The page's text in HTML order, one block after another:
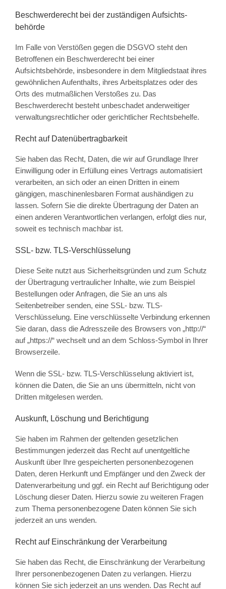
Beschwerde­recht bei der zuständigen Aufsichts­
behörde
Im Falle von Verstößen gegen die DSGVO steht den
Betroffenen ein Beschwerderecht bei einer
Aufsichtsbehörde, insbesondere in dem Mitgliedstaat ihres
gewöhnlichen Aufenthalts, ihres Arbeitsplatzes oder des
Orts des mutmaßlichen Verstoßes zu. Das
Beschwerderecht besteht unbeschadet anderweitiger
verwaltungsrechtlicher oder gerichtlicher Rechtsbehelfe.
Recht auf Daten­übertrag­barkeit
Sie haben das Recht, Daten, die wir auf Grundlage Ihrer
Einwilligung oder in Erfüllung eines Vertrags automatisiert
verarbeiten, an sich oder an einen Dritten in einem
gängigen, maschinenlesbaren Format aushändigen zu
lassen. Sofern Sie die direkte Übertragung der Daten an
einen anderen Verantwortlichen verlangen, erfolgt dies nur,
soweit es technisch machbar ist.
SSL- bzw. TLS-Verschlüsselung
Diese Seite nutzt aus Sicherheitsgründen und zum Schutz
der Übertragung vertraulicher Inhalte, wie zum Beispiel
Bestellungen oder Anfragen, die Sie an uns als
Seitenbetreiber senden, eine SSL- bzw. TLS-
Verschlüsselung. Eine verschlüsselte Verbindung erkennen
Sie daran, dass die Adresszeile des Browsers von „http://“
auf „https://“ wechselt und an dem Schloss-Symbol in Ihrer
Browserzeile.
Wenn die SSL- bzw. TLS-Verschlüsselung aktiviert ist,
können die Daten, die Sie an uns übermitteln, nicht von
Dritten mitgelesen werden.
Auskunft, Löschung und Berichtigung
Sie haben im Rahmen der geltenden gesetzlichen
Bestimmungen jederzeit das Recht auf unentgeltliche
Auskunft über Ihre gespeicherten personenbezogenen
Daten, deren Herkunft und Empfänger und den Zweck der
Datenverarbeitung und ggf. ein Recht auf Berichtigung oder
Löschung dieser Daten. Hierzu sowie zu weiteren Fragen
zum Thema personenbezogene Daten können Sie sich
jederzeit an uns wenden.
Recht auf Einschränkung der Verarbeitung
Sie haben das Recht, die Einschränkung der Verarbeitung
Ihrer personenbezogenen Daten zu verlangen. Hierzu
können Sie sich jederzeit an uns wenden. Das Recht auf